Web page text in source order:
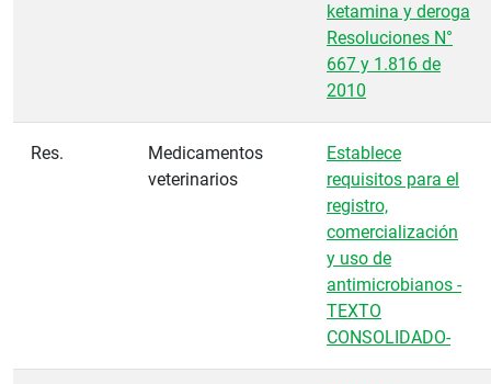
ketamina y deroga
Resoluciones N°
667 y 1.816 de
2010
Res.
Medicamentos
veterinarios
Establece
requisitos para el
registro,
comercialización
y uso de
antimicrobianos -
TEXTO
CONSOLIDADO-